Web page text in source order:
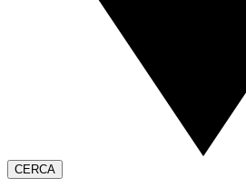
CERCA